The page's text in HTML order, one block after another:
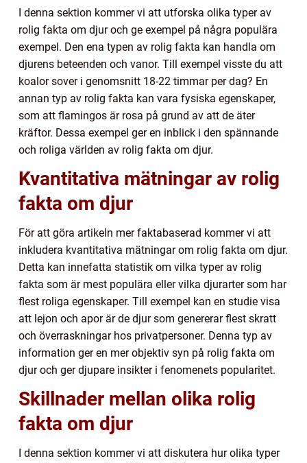
I denna sektion kommer vi att utforska olika typer av
rolig fakta om djur och ge exempel på några populära
exempel. Den ena typen av rolig fakta kan handla om
djurens beteenden och vanor. Till exempel visste du att
koalor sover i genomsnitt 18-22 timmar per dag? En
annan typ av rolig fakta kan vara fysiska egenskaper,
som att flamingos är rosa på grund av att de äter
kräftor. Dessa exempel ger en inblick i den spännande
och roliga världen av rolig fakta om djur.
Kvantitativa mätningar av rolig
fakta om djur
För att göra artikeln mer faktabaserad kommer vi att
inkludera kvantitativa mätningar om rolig fakta om djur.
Detta kan innefatta statistik om vilka typer av rolig
fakta som är mest populära eller vilka djurarter som har
flest roliga egenskaper. Till exempel kan en studie visa
att lejon och apor är de djur som genererar flest skratt
och överraskningar hos privatpersoner. Denna typ av
information ger en mer objektiv syn på rolig fakta om
djur och ger djupare insikter i fenomenets popularitet.
Skillnader mellan olika rolig
fakta om djur
I denna sektion kommer vi att diskutera hur olika typer